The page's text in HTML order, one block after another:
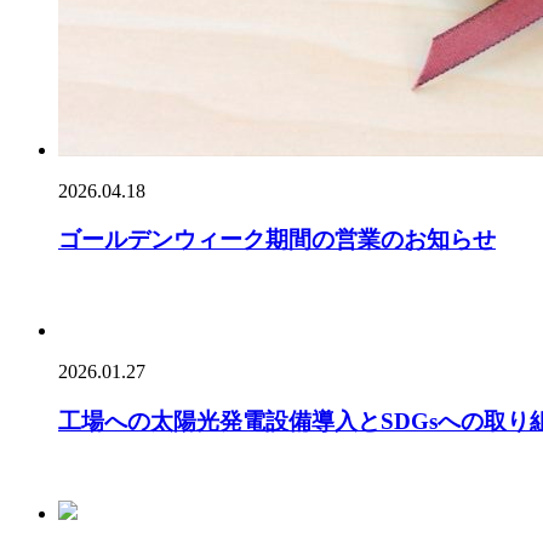
2026.04.18
ゴールデンウィーク期間の営業のお知らせ
2026.01.27
工場への太陽光発電設備導入とSDGsへの取り